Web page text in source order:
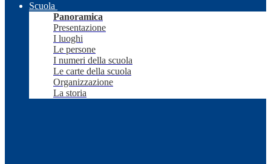
Scuola
Panoramica
Presentazione
I luoghi
Le persone
I numeri della scuola
Le carte della scuola
Organizzazione
La storia